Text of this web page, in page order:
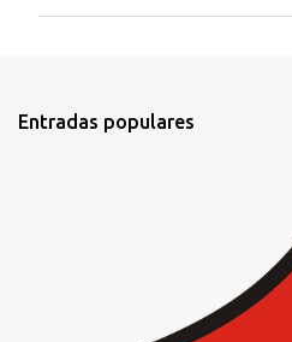
t
Entradas populares